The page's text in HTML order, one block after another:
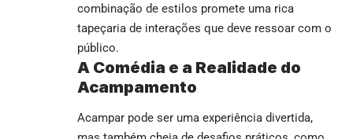
combinação de estilos promete uma rica
tapeçaria de interações que deve ressoar com o
público.
A Comédia e a Realidade do
Acampamento
Acampar pode ser uma experiência divertida,